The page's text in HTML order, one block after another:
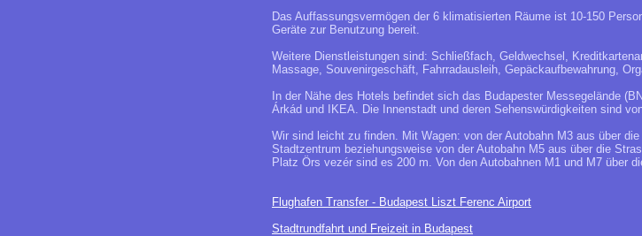
Das Auffassungsvermögen der 6 klimatisierten Räume ist 10-150
Geräte zur Benutzung bereit.
Weitere Dienstleistungen sind: Schließfach, Geldwechsel,
Massage, Souvenirgeschäft, Fahrradausleih, Gepäckaufbewahrung,
In der Nähe des Hotels befindet sich das Budapester Messegelände
Árkád und IKEA. Die Innenstadt und deren Sehenswürdigkeiten sind
Wir sind leicht zu finden. Mit Wagen: von der Autobahn M3 aus über
Stadtzentrum beziehungsweise von der Autobahn M5 aus über die
Platz Örs vezér sind es 200 m. Von den Autobahnen M1 und M7 über
Flughafen Transfer - Budapest Liszt Ferenc Airport
Stadtrundfahrt und Freizeit in Budapest